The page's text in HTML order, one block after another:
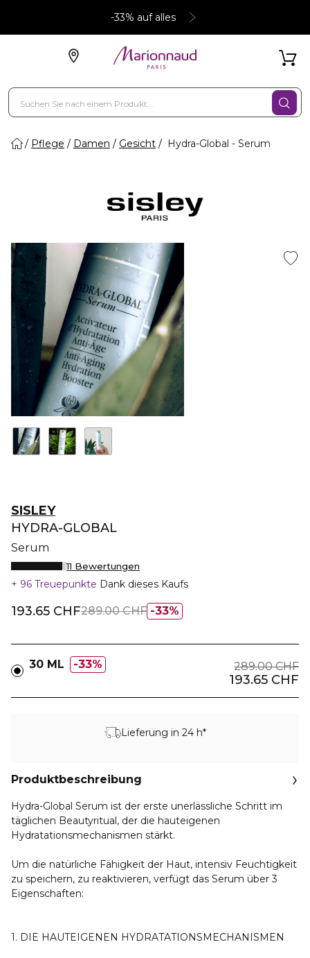
-33% auf alles
Pflege Damen Gesicht Hydra-Global - Serum
SISLEY
HYDRA-GLOBAL
Serum
11 Bewertungen
96 Treuepunkte Dank dieses Kaufs
33%
193.65 CHF289.00 CHF
30 ML 33% 289.00 CHF
193.65 CHF
Lieferung in 24 h*
Produktbeschreibung
Hydra-Global Serum ist der erste unerlässliche Schritt im
täglichen Beautyritual, der die hauteigenen
Hydratationsmechanismen stärkt.
Um die natürliche Fähigkeit der Haut, intensiv Feuchtigkeit
zu speichern, zu reaktivieren, verfügt das Serum über 3
Eigenschaften:
1. DIE HAUTEIGENEN HYDRATATIONSMECHANISMEN